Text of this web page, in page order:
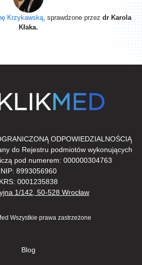
Krzykawską, sprawdzone przez dr Karola
Kłaka.
ODPOWIEDZIALNOŚCIĄ
do Rejestru podmiotów wykonujących
pod numerem: 000000304763
NIP: 8993056960
KRS: 0001235838
1/142, 50-528 Wrocław
Wszystkie prawa zastrzeżone
Blog